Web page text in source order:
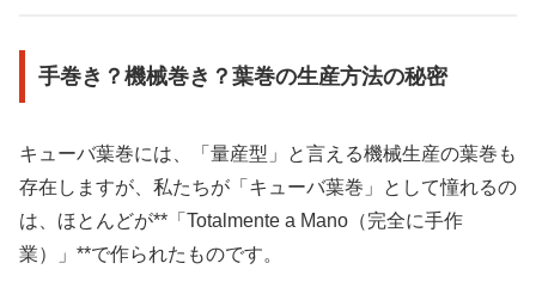
手巻き？機械巻き？葉巻の生産方法の秘密
キューバ葉巻には、「量産型」と言える機械生産の葉巻も
存在しますが、私たちが「キューバ葉巻」として憧れるの
は、ほとんどが**「Totalmente a Mano（完全に手作
業）」**で作られたものです。